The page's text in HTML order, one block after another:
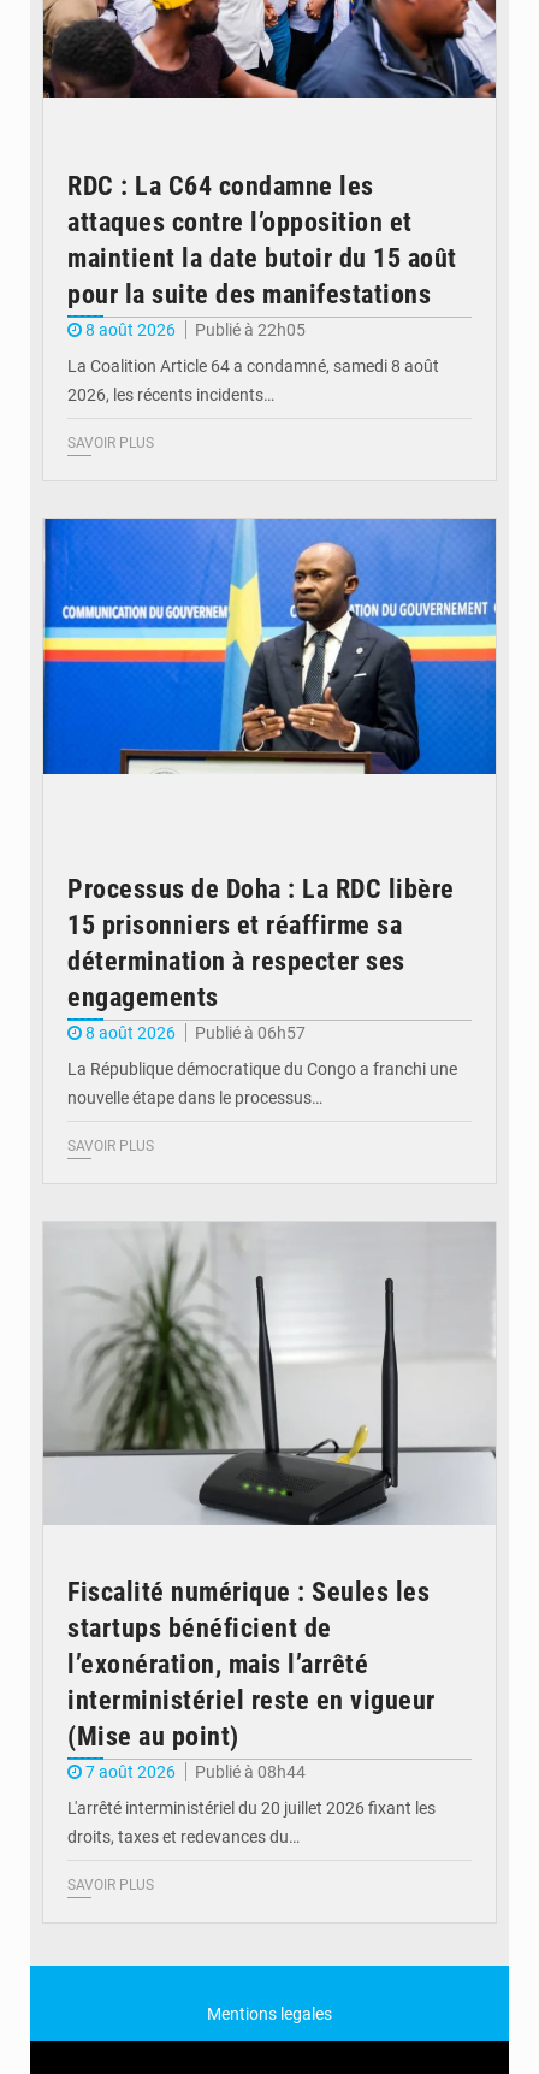
RDC : La C64 condamne les
attaques contre l’opposition et
maintient la date butoir du 15 août
pour la suite des manifestations
8 août 2026
Publié à 22h05
La Coalition Article 64 a condamné, samedi 8 août
2026, les récents incidents…
SAVOIR PLUS
Processus de Doha : La RDC libère
15 prisonniers et réaffirme sa
détermination à respecter ses
engagements
8 août 2026
Publié à 06h57
La République démocratique du Congo a franchi une
nouvelle étape dans le processus…
SAVOIR PLUS
Fiscalité numérique : Seules les
startups bénéficient de
l’exonération, mais l’arrêté
interministériel reste en vigueur
(Mise au point)
7 août 2026
Publié à 08h44
L'arrêté interministériel du 20 juillet 2026 fixant les
droits, taxes et redevances du…
SAVOIR PLUS
Mentions legales